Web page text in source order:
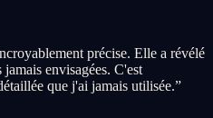
précise. Elle a révélé
envisagées. C'est
que j'ai jamais utilisée.”